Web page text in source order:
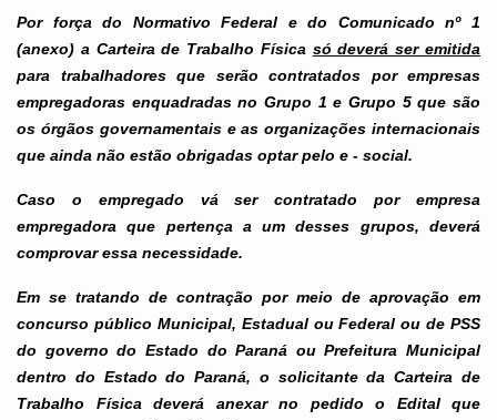
Por força do Normativo Federal e do Comunicado nº 1
(anexo) a Carteira de Trabalho Física só deverá ser emitida
para trabalhadores que serão contratados por empresas
empregadoras enquadradas no Grupo 1 e Grupo 5 que são
os órgãos governamentais e as organizações internacionais
que ainda não estão obrigadas optar pelo e - social.
Caso o empregado vá ser contratado por empresa
empregadora que pertença a um desses grupos, deverá
comprovar essa necessidade.
Em se tratando de contração por meio de aprovação em
concurso público Municipal, Estadual ou Federal ou de PSS
do governo do Estado do Paraná ou Prefeitura Municipal
dentro do Estado do Paraná, o solicitante da Carteira de
Trabalho Física deverá anexar no pedido o Edital que